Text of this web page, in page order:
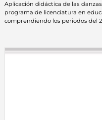
Aplicación didáctica de las
programa de licenciatura en
comprendiendo los periodos del